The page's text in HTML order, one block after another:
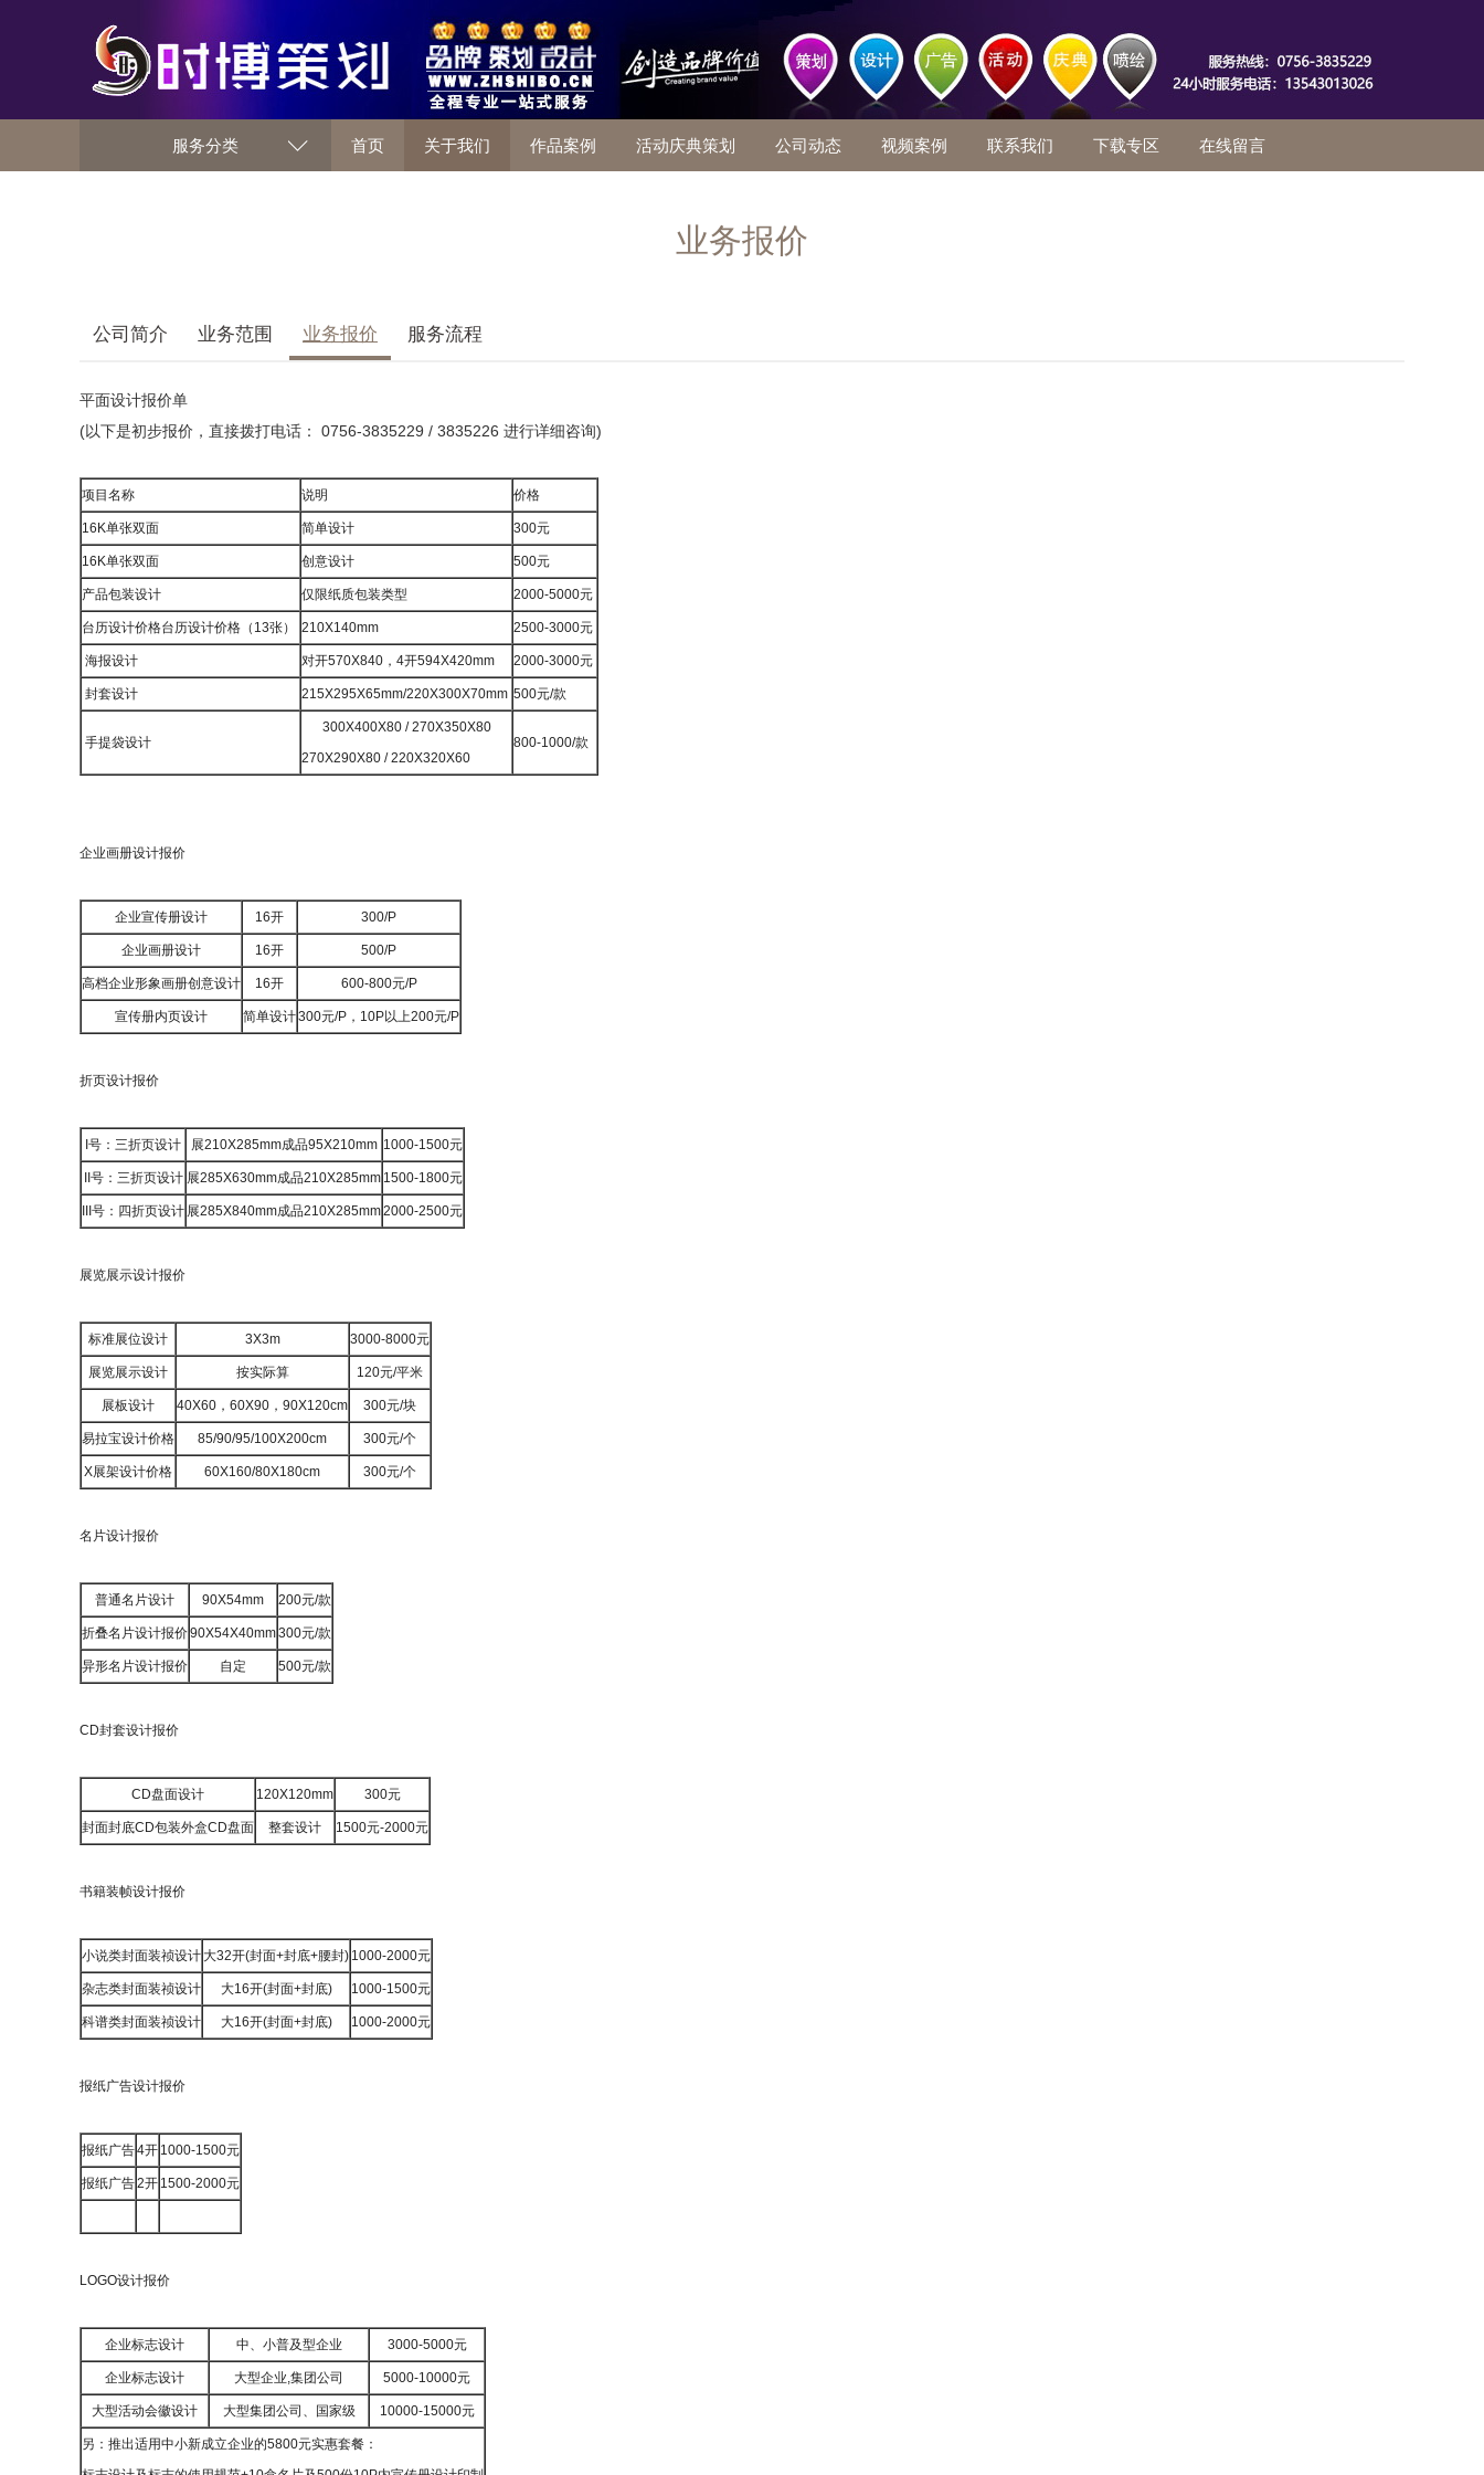
服务分类 首页 关于我们 作品案例 活动庆典策划 公司动态 视频案例 联系我们 下载专区 在线留言
业务报价
公司简介 业务范围 业务报价 服务流程
平面设计报价单
(以下是初步报价，直接拨打电话： 0756-3835229 / 3835226 进行详细咨询)
项目名称 说明 价格
16K单张双面 简单设计 300元
16K单张双面 创意设计 500元
产品包装设计 仅限纸质包装类型 2000-5000元
台历设计价格台历设计价格（13张） 210X140mm 2500-3000元
海报设计 对开570X840，4开594X420mm 2000-3000元
封套设计 215X295X65mm/220X300X70mm 500元/款
手提袋设计
300X400X80 / 270X350X80
270X290X80 / 220X320X60
800-1000/款
企业画册设计报价
企业宣传册设计 16开 300/P
企业画册设计 16开 500/P
高档企业形象画册创意设计 16开 600-800元/P
宣传册内页设计 简单设计300元/P，10P以上200元/P
折页设计报价
I号：三折页设计 展210X285mm成品95X210mm 1000-1500元
II号：三折页设计 展285X630mm成品210X285mm 1500-1800元
III号：四折页设计 展285X840mm成品210X285mm2000-2500元
展览展示设计报价
标准展位设计 3X3m 3000-8000元
展览展示设计 按实际算 120元/平米
展板设计 40X60，60X90，90X120cm 300元/块
易拉宝设计价格 85/90/95/100X200cm 300元/个
X展架设计价格 60X160/80X180cm 300元/个
名片设计报价
普通名片设计 90X54mm 200元/款
折叠名片设计报价90X54X40mm300元/款
异形名片设计报价 自定 500元/款
CD封套设计报价
CD盘面设计 120X120mm 300元
封面封底CD包装外盒CD盘面 整套设计 1500元-2000元
书籍装帧设计报价
小说类封面装祯设计 大32开(封面+封底+腰封) 1000-2000元
杂志类封面装祯设计 大16开(封面+封底) 1000-1500元
科谱类封面装祯设计 大16开(封面+封底) 1000-2000元
报纸广告设计报价
报纸广告4开 1000-1500元
报纸广告2开 1500-2000元
LOGO设计报价
企业标志设计 中、小普及型企业 3000-5000元
企业标志设计 大型企业,集团公司 5000-10000元
大型活动会徽设计 大型集团公司、国家级 10000-15000元
另：推出适用中小新成立企业的5800元实惠套餐：